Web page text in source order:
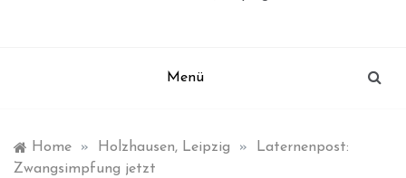
Menü
Home » Holzhausen, Leipzig »
Laternenpost:
Zwangsimpfung jetzt